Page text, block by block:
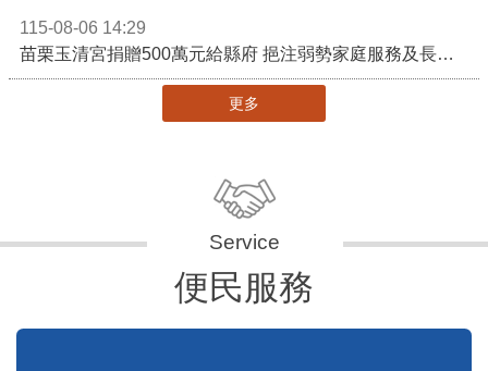
115-08-06 14:29
苗栗玉清宮捐贈500萬元給縣府 挹注弱勢家庭服務及長照醫療資源
更多
便民服務